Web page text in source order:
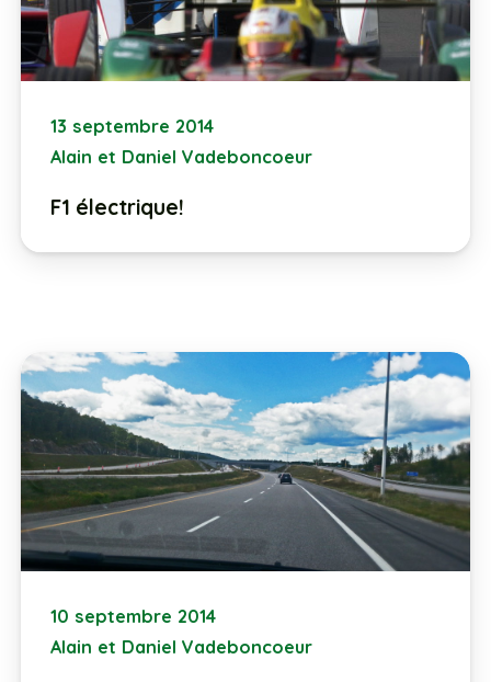
13 septembre 2014
Alain et Daniel Vadeboncoeur
F1 électrique!
10 septembre 2014
Alain et Daniel Vadeboncoeur